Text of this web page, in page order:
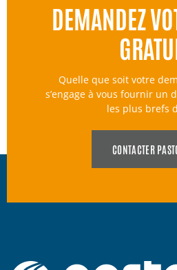
DEMANDEZ
Quelle que soit votre
s’engage à vous fournir un
les plus brefs
CONTACTER